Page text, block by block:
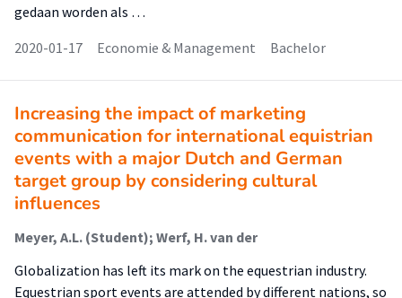
gedaan worden als …
2020-01-17
Economie & Management Bachelor
Increasing the impact of marketing
communication for international equistrian
events with a major Dutch and German
target group by considering cultural
influences
Meyer, A.L. (Student); Werf, H. van der
Globalization has left its mark on the equestrian industry.
Equestrian sport events are attended by different nations, so